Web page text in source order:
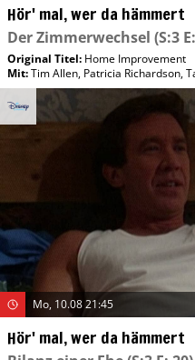
Hör' mal, wer da hämmert
Der Zimmerwechsel (S:3
Original Titel: Home Improvement
Mit:Tim Allen, Patricia Richardson,
Mo, 10.08 21:45
Hör' mal, wer da hämmert